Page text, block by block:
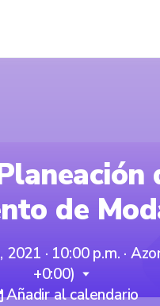
de
2021 · 10:00 p.m. ·
+0:00)
Añadir al calendario